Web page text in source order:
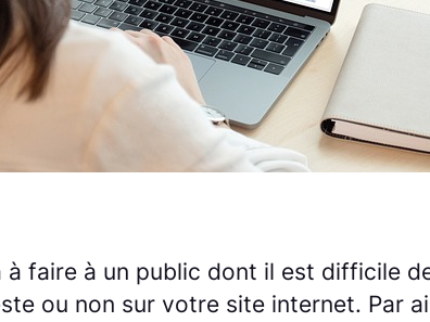
à faire à un public dont il est difficile
ou non sur votre site internet. Par